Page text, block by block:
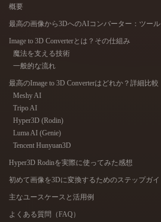
VR/AR
Metaverse
Engineering
プラグイン
Blender
Godot Maya
概要
最高の画像から3DへのAIコンバーター：ツー
Image to 3D Converterとは？その仕組み
魔法を支える技術
一般的な流れ
最高のImage to 3D Converterはどれか？詳細比較
Meshy AI
Tripo AI
Hyper3D (Rodin)
Luma AI (Genie)
Tencent Hunyuan3D
Hyper3D Rodinを実際に使ってみた感想
初めて画像を3Dに変換するためのステップガイ
主なユースケースと活用例
よくある質問（FAQ）